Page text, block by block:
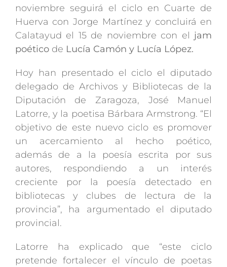
noviembre seguirá el ciclo en Cuarte de
Huerva con Jorge Martínez y concluirá en
Calatayud el 15 de noviembre con el jam
poéticode Lucía Camón y Lucía López.
Hoy han presentado el ciclo el diputado
delegado de Archivos y Bibliotecas de la
Diputación de Zaragoza, José Manuel
Latorre, y la poetisa Bárbara Armstrong. “El
objetivo de este nuevo ciclo es promover
un acercamiento al hecho poético,
además de a la poesía escrita por sus
autores, respondiendo a un interés
creciente por la poesía detectado en
bibliotecas y clubes de lectura de la
provincia”, ha argumentado el diputado
provincial.
Latorre ha explicado que “este ciclo
pretende fortalecer el vínculo de poetas